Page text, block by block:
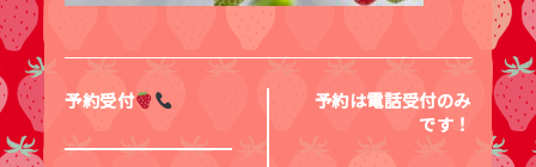
予約受付
予約は電話受付のみ
です！